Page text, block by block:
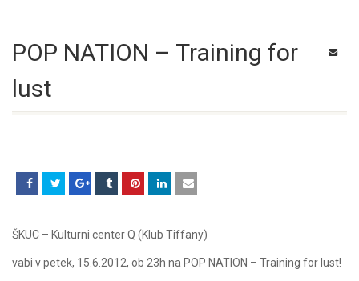
POP NATION – Training for
lust
ŠKUC – Kulturni center Q (Klub Tiffany)
vabi v petek, 15.6.2012, ob 23h na POP NATION – Training for lust!